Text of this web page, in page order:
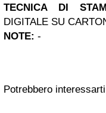
TECNICA DI
DIGITALE SU
NOTE: -
Potrebbero